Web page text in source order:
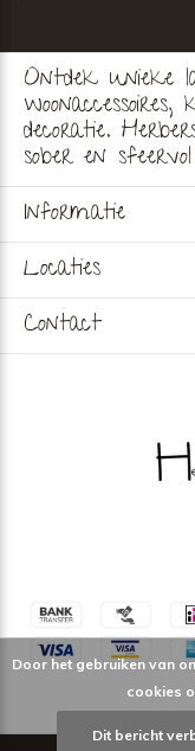
Ontdek unieke
decoratie.
sober en
Informatie
Locaties
Contact
Door het gebruiken van
cookies
Dit bericht